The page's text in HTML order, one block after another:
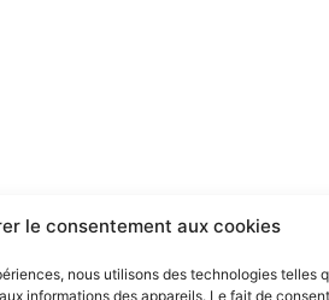
le consentement aux cookies
nous utilisons des technologies telles
informations des appareils. Le fait de